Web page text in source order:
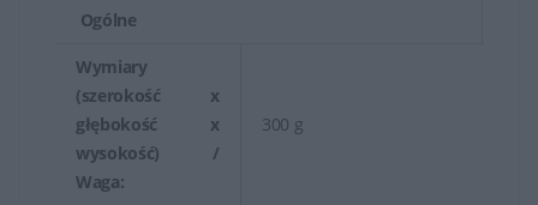
Ogólne
Wymiary
(szerokość x
głębokość x
wysokość) /
Waga:
300 g